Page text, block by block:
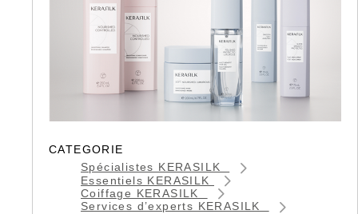
CATEGORIE
Spécialistes KERASILK
Essentiels KERASILK
Coiffage KERASILK
Services d’experts KERASILK